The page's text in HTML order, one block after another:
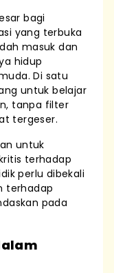
bagi
yang terbuka
masuk dan
hidup
Di satu
untuk belajar
tanpa filter
tergeser.
untuk
terhadap
perlu dibekali
terhadap
pada